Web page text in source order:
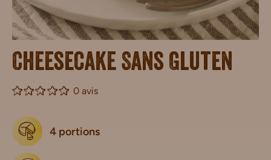
Cheesecake Sans Gluten
0 avis
4 portions